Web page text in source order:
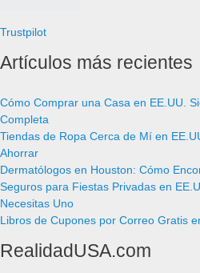
Trustpilot
Artículos más recientes
Cómo Comprar una Casa en EE.UU.
Completa
Tiendas de Ropa Cerca de Mí en
Ahorrar
Dermatólogos en Houston: Cómo
Seguros para Fiestas Privadas en
Necesitas Uno
Libros de Cupones por Correo Gratis
RealidadUSA.com